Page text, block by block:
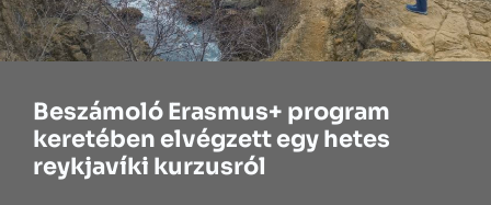
Beszámoló Erasmus+ program
keretében elvégzett egy hetes
reykjavíki kurzusról